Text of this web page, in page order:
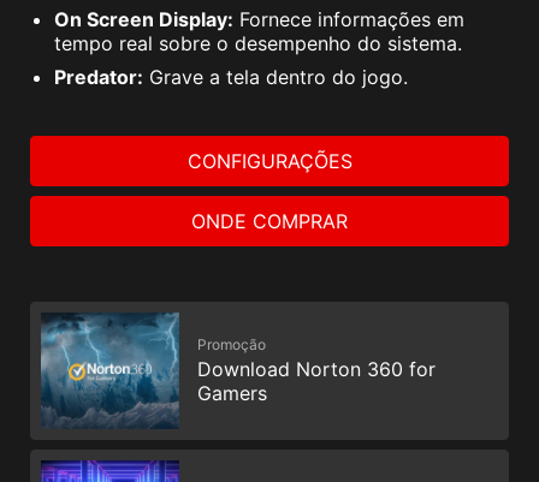
On Screen Display: Fornece informações em
tempo real sobre o desempenho do sistema.
Predator: Grave a tela dentro do jogo.
CONFIGURAÇÕES
ONDE COMPRAR
Promoção
Download Norton 360 for
Gamers